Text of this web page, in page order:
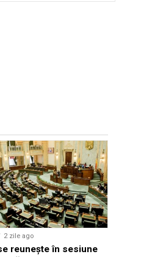
2 zile ago
reunește în sesiune